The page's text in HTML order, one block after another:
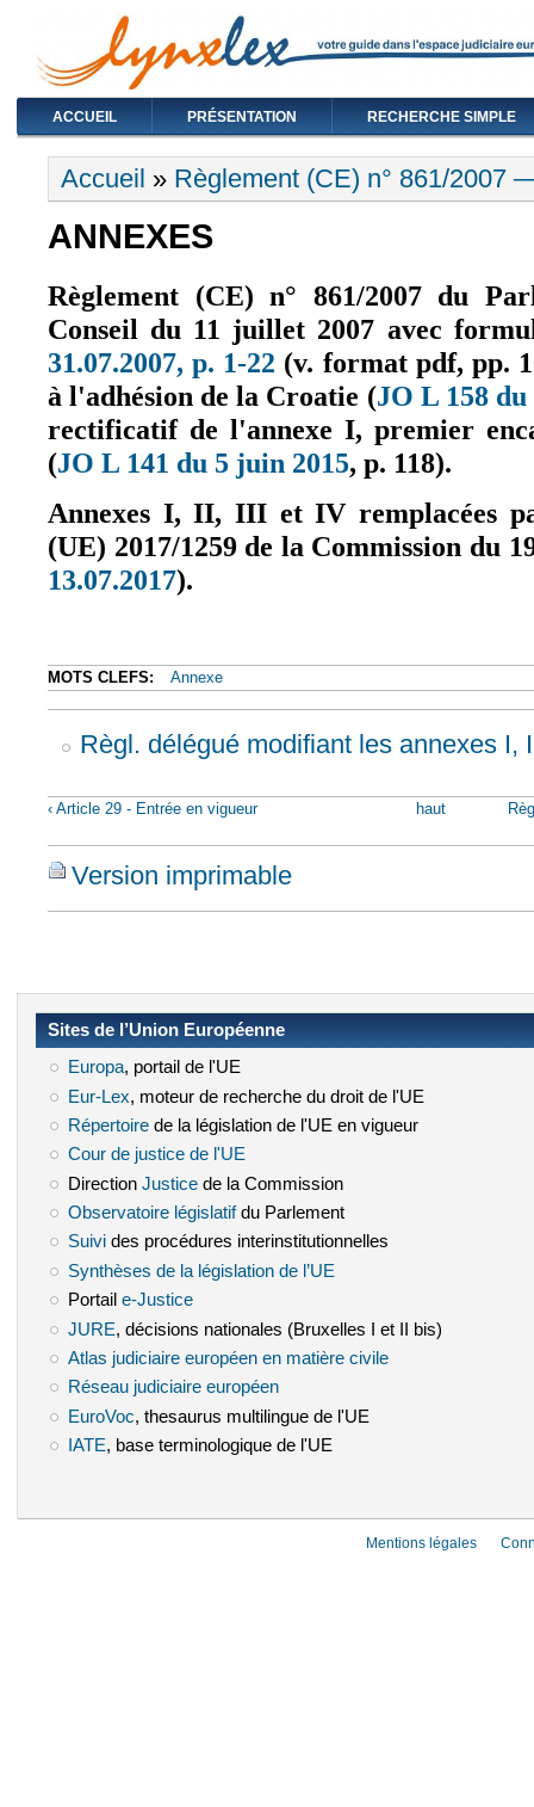
ACCUEIL PRÉSENTATION RECHERCHE SIMPLE
Vous êtes ici
Accueil » Règlement (CE) n° 861/2007
ANNEXES
Règlement (CE) n° 861/2007 du
Conseil du 11 juillet 2007 avec
31.07.2007, p. 1-22 (le lien est externe)
(v. format pdf, pp.
à l'adhésion de la Croatie (JO L 158 du
rectificatif de l'annexe I, premier
(JO L 141 du 5 juin 2015 (le lien est externe)
, p. 118).
Annexes I, II, III et IV remplacées
(UE) 2017/1259 de la Commission du
13.07.2017(le lien est externe)
).
MOTS CLEFS: Annexe
Règl. délégué modifiant les annexes I,
‹ Article 29 - Entrée en vigueur haut
Version imprimable
Sites de l’Union Européenne
Europa(le lien est externe)
, portail de l'UE
Eur-Lex (le lien est externe)
, moteur de recherche du droit de l'UE
Répertoire(le lien est externe)
de la législation de l'UE en vigueur
Cour de justice de l'UE
Direction Justice(le lien est externe)
de la Commission
Observatoire législatif(le lien est externe)
du Parlement
Suivi(le lien est externe)
des procédures interinstitutionnelles
Synthèses de la législation de l’UE
Portail e-Justice(le lien est externe)
JURE (le lien est externe)
, décisions nationales (Bruxelles I et II bis)
Atlas judiciaire européen en matière civile(le lien est externe)
Réseau judiciaire européen(le lien est externe)
EuroVoc (le lien est externe)
, thesaurus multilingue de l'UE
IATE (le lien est externe)
, base terminologique de l'UE
Mentions légales